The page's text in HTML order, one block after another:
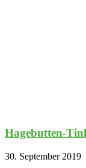
Hagebutten-
30. September 2019